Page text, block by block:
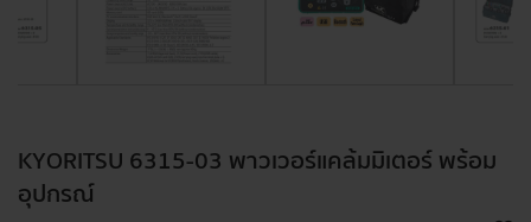
KYORITSU 6315-03 พาวเวอร์แคล้มมิเตอร์ พร้อม
อุปกรณ์